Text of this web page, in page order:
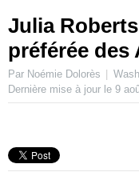
Julia
préférée des
Par Noémie Dolorès
Dernière mise à jour le 9